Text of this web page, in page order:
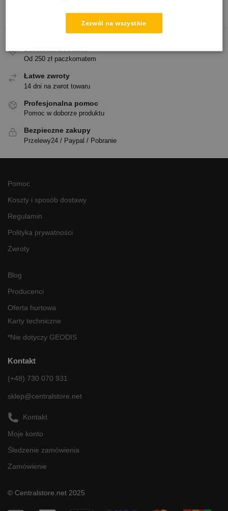
Od 250 zł paczkomatem
Łatwe zwroty
14 dni na zwrot towaru
Profesjonalna pomoc
Pomoc w doborze produktu
Bezpieczne zakupy
Przelewy24 / Paypal / Pobranie
Pomoc
Koszty i sposób dostawy
Regulamin
Polityka prywatności
Zwroty
Blog
Producenci
Oferta hurtowa
Karty techniczne
*Nie dotyczy GEODIS
Kontakt
(+48) 730 070 931
sklep@centralstore.net
Kontakt
Moje konto
Śledzenie zamówienia
Zamówienie
© Centralstore.net 2025
Zezwól na wszystkie